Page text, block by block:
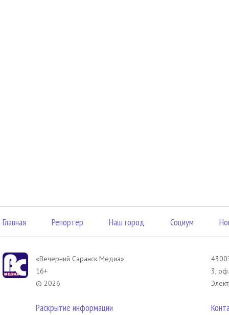
Главная Репортер Наш город Социум
«Вечерний Саранск Mедиа»
16+
© 2026
Раскрытие информации
3,